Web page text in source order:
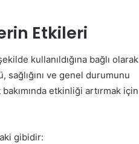
Etkileri
kullanıldığına bağlı olarak
ve genel durumunu
etkinliği artırmak için
gibidir: